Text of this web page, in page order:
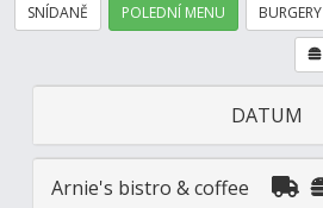
SNÍDANĚ POLEDNÍ MENU BURGERY
DATUM
Arnie's bistro & coffee